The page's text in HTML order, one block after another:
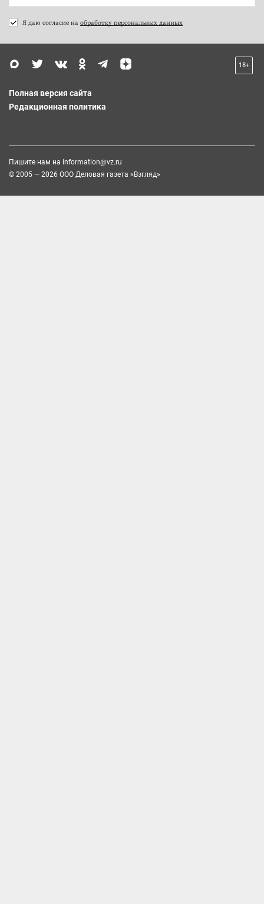
Я даю согласие на обработку персональных данных
18+
Полная версия сайта
Редакционная политика
Пишите нам на information@vz.ru
© 2005 — 2026 ООО Деловая газета «Взгляд»